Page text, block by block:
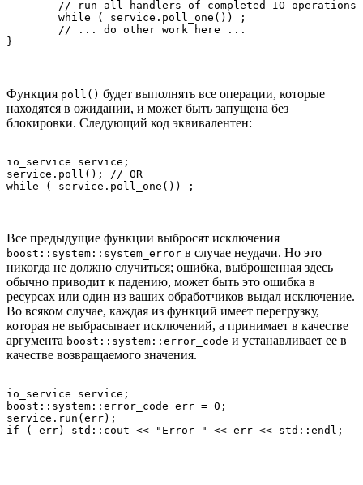
Функция poll() будет выполнять все операции, которые
находятся в ожидании, и может быть запущена без
блокировки. Следующий код эквивалентен:
io_service service;
service.poll(); // OR
Все предыдущие функции выбросят исключения
boost::system::system_error в случае неудачи. Но это
никогда не должно случиться; ошибка, выброшенная здесь
обычно приводит к падению, может быть это ошибка в
ресурсах или один из ваших обработчиков выдал исключение.
Во всяком случае, каждая из функций имеет перегрузку,
которая не выбрасывает исключений, а принимает в качестве
аргумента boost::system::error_code и устанавливает ее в
качестве возвращаемого значения.
io_service service;
boost::system::error_code err = 0;
service.run(err);